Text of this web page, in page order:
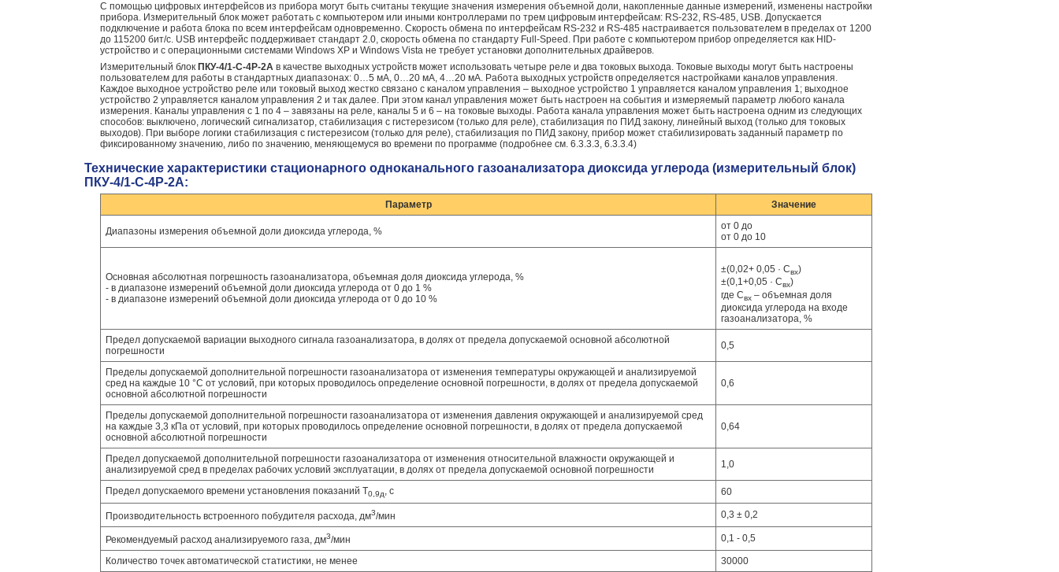
С помощью цифровых интерфейсов из прибора могут быть считаны текущие значения измерения объемной доли, накопленные данные измерений, изменены настройки
прибора. Измерительный блок может работать с компьютером или иными контроллерами по трем цифровым интерфейсам: RS-232, RS-485, USB. Допускается
подключение и работа блока по всем интерфейсам одновременно. Скорость обмена по интерфейсам RS-232 и RS-485 настраивается пользователем в пределах от 1200
до 115200 бит/с. USB интерфейс поддерживает стандарт 2.0, скорость обмена по стандарту Full-Speed. При работе с компьютером прибор определяется как HID-
устройство и с операционными системами Windows XP и Windows Vista не требует установки дополнительных драйверов.
Измерительный блок ПКУ-4/1-С-4Р-2А в качестве выходных устройств может использовать четыре реле и два токовых выхода. Токовые выходы могут быть настроены
пользователем для работы в стандартных диапазонах: 0…5 мА, 0…20 мА, 4…20 мА. Работа выходных устройств определяется настройками каналов управления.
Каждое выходное устройство реле или токовый выход жестко связано с каналом управления – выходное устройство 1 управляется каналом управления 1; выходное
устройство 2 управляется каналом управления 2 и так далее. При этом канал управления может быть настроен на события и измеряемый параметр любого канала
измерения. Каналы управления с 1 по 4 – завязаны на реле, каналы 5 и 6 – на токовые выходы. Работа канала управления может быть настроена одним из следующих
способов: выключено, логический сигнализатор, стабилизация с гистерезисом (только для реле), стабилизация по ПИД закону, линейный выход (только для токовых
выходов). При выборе логики стабилизация с гистерезисом (только для реле), стабилизация по ПИД закону, прибор может стабилизировать заданный параметр по
фиксированному значению, либо по значению, меняющемуся во времени по программе (подробнее см. 6.3.3.3, 6.3.3.4)
Технические характеристики стационарного одноканального газоанализатора диоксида углерода (измерительный блок)
ПКУ-4/1-С-4Р-2А:
Параметр Значение
Диапазоны измерения объемной доли диоксида углерода, %
от 0 до
от 0 до 10
Основная абсолютная погрешность газоанализатора, объемная доля диоксида углерода, %
- в диапазоне измерений объемной доли диоксида углерода от 0 до 1 %
- в диапазоне измерений объемной доли диоксида углерода от 0 до 10 %
±(0,02+ 0,05 · Cвх)
±(0,1+0,05 · Cвх)
где Свх – объемная доля
диоксида углерода на входе
газоанализатора, %
Предел допускаемой вариации выходного сигнала газоанализатора, в долях от предела допускаемой основной абсолютной
погрешности
0,5
Пределы допускаемой дополнительной погрешности газоанализатора от изменения температуры окружающей и анализируемой
сред на каждые 10 °C от условий, при которых проводилось определение основной погрешности, в долях от предела допускаемой
основной абсолютной погрешности
0,6
Пределы допускаемой дополнительной погрешности газоанализатора от изменения давления окружающей и анализируемой сред
на каждые 3,3 кПа от условий, при которых проводилось определение основной погрешности, в долях от предела допускаемой
основной абсолютной погрешности
0,64
Предел допускаемой дополнительной погрешности газоанализатора от изменения относительной влажности окружающей и
анализируемой сред в пределах рабочих условий эксплуатации, в долях от предела допускаемой основной погрешности
1,0
Предел допускаемого времени установления показаний T0,9д, с 60
Производительность встроенного побудителя расхода, дм3/мин 0,3 ± 0,2
Рекомендуемый расход анализируемого газа, дм3/мин 0,1 - 0,5
Количество точек автоматической статистики, не менее
30000